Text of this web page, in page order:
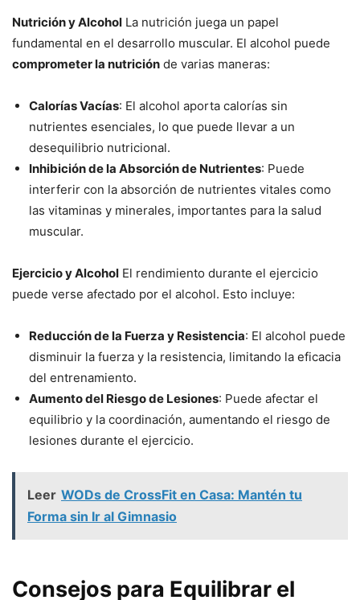
Nutrición y Alcohol La nutrición juega un papel
fundamental en el desarrollo muscular. El alcohol puede
comprometer la nutrición de varias maneras:
Calorías Vacías: El alcohol aporta calorías sin
nutrientes esenciales, lo que puede llevar a un
desequilibrio nutricional.
Inhibición de la Absorción de Nutrientes: Puede
interferir con la absorción de nutrientes vitales como
las vitaminas y minerales, importantes para la salud
muscular.
Ejercicio y Alcohol El rendimiento durante el ejercicio
puede verse afectado por el alcohol. Esto incluye:
Reducción de la Fuerza y Resistencia: El alcohol puede
disminuir la fuerza y la resistencia, limitando la eficacia
del entrenamiento.
Aumento del Riesgo de Lesiones: Puede afectar el
equilibrio y la coordinación, aumentando el riesgo de
lesiones durante el ejercicio.
Leer WODs de CrossFit en Casa: Mantén tu
Forma sin Ir al Gimnasio
Consejos para Equilibrar el